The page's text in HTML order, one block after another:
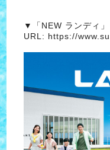
▼「NEW ランディ
URL: https://